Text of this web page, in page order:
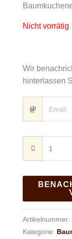
Nicht vorrätig
Wir
hinterlassen
Artikelnummer:
Kategorie: